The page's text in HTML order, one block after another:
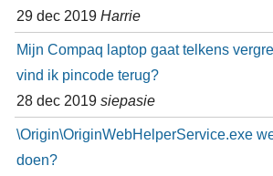
29 dec 2019 Harrie
Mijn Compaq laptop gaat telkens
vind ik pincode terug?
28 dec 2019 siepasie
\Origin\OriginWebHelperService.exe
doen?